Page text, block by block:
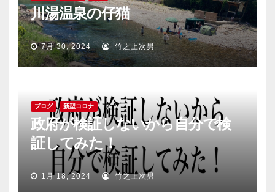
川湯温泉の仔猫
7月 30, 2024 竹之上次男
ブログ 新型コロナ
政府が検証しないから自分で検
証してみた！
1月 18, 2024 竹之上次男